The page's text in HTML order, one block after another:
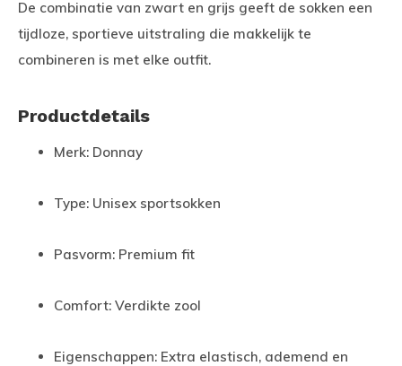
De combinatie van zwart en grijs geeft de sokken een
tijdloze, sportieve uitstraling die makkelijk te
combineren is met elke outfit.
Productdetails
Merk: Donnay
Type: Unisex sportsokken
Pasvorm: Premium fit
Comfort: Verdikte zool
Eigenschappen: Extra elastisch, ademend en